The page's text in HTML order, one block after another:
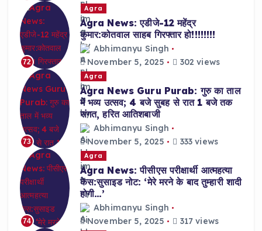
72
Agra
Agra News: एडीजे-12 महेंद्र
कुमार:कोतवाल साहब गिरफ्तार हो!!!!!!!!
Abhimanyu Singh
November 5, 2025
302 views
73
Agra
Agra News Guru Purab: गुरु का ताल
में भव्य उत्सव; 4 बजे सुबह से रात 1 बजे तक
संगत, हरित आतिशबाजी
Abhimanyu Singh
November 5, 2025
333 views
74
Agra
Agra News: पीसीएस परीक्षार्थी आत्महत्या
केस:सुसाइड नोट: ‘मेरे मरने के बाद तुम्हारी शादी
होगी…’
Abhimanyu Singh
November 5, 2025
317 views